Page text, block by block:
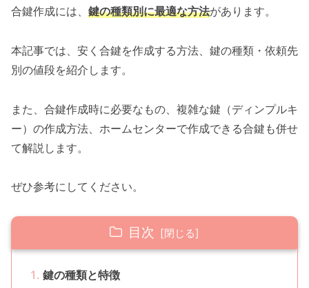
合鍵作成には、 鍵の種類別に最適な方法があります。
本記事では、安く合鍵を作成する方法、鍵の種類・依頼先
別の値段を紹介します。
また、合鍵作成時に必要なもの、複雑な鍵（ディンプルキ
ー）の作成方法、ホームセンターで作成できる合鍵も併せ
て解説します。
ぜひ参考にしてください。
目次
鍵の種類と特徴